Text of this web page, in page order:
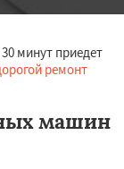
минут приедет
ремонт
машин